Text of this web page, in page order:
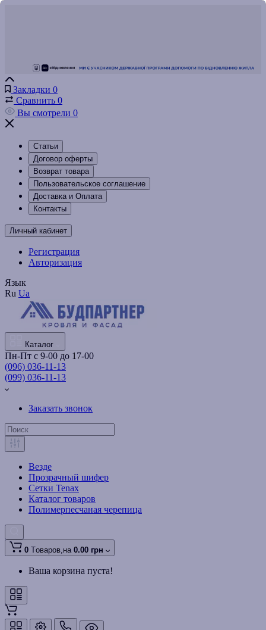
Закладки 0
Сравнить 0
Вы смотрели 0
Статьи
Договор оферты
Возврат товара
Пользовательское соглашение
Доставка и Оплата
Контакты
Личный кабинет
Регистрация
Авторизация
Язык
Ru Ua
Каталог
Пн-Пт с 9-00 до 17-00
(096) 036-11-13
(099) 036-11-13
Заказать звонок
Везде
Прозрачный шифер
Сетки Tenax
Каталог товаров
Полимерпесчаная черепица
0 Tоваров,на 0.00 грн
Ваша корзина пуста!